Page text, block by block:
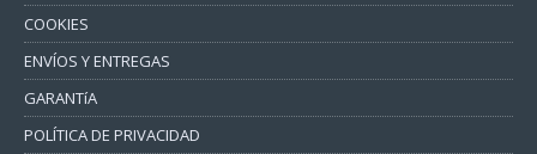
COOKIES
ENVÍOS Y ENTREGAS
GARANTíA
POLÍTICA DE PRIVACIDAD